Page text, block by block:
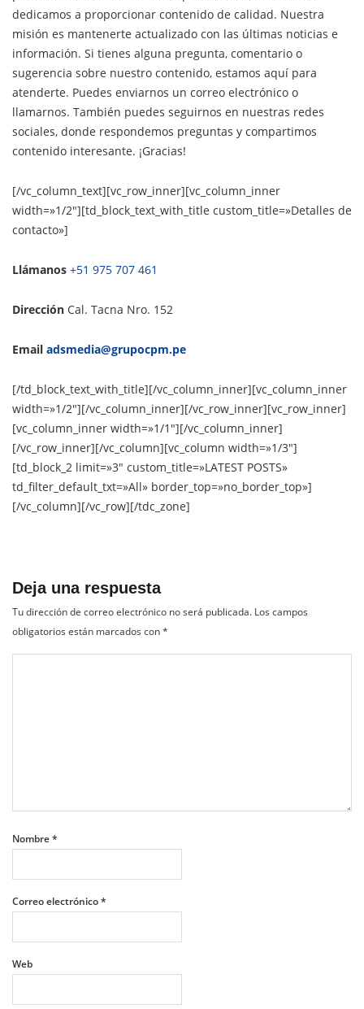
dedicamos a proporcionar contenido de calidad. Nuestra
misión es mantenerte actualizado con las últimas noticias e
información. Si tienes alguna pregunta, comentario o
sugerencia sobre nuestro contenido, estamos aquí para
atenderte. Puedes enviarnos un correo electrónico o
llamarnos. También puedes seguirnos en nuestras redes
sociales, donde respondemos preguntas y compartimos
contenido interesante. ¡Gracias!
[/vc_column_text][vc_row_inner][vc_column_inner
width=»1/2″][td_block_text_with_title custom_title=»Detalles de
contacto»]
Llámanos +51 975 707 461
Dirección Cal. Tacna Nro. 152
Email adsmedia@grupocpm.pe
[/td_block_text_with_title][/vc_column_inner][vc_column_inner
width=»1/2″][/vc_column_inner][/vc_row_inner][vc_row_inner]
[vc_column_inner width=»1/1″][/vc_column_inner]
[/vc_row_inner][/vc_column][vc_column width=»1/3″]
[td_block_2 limit=»3″ custom_title=»LATEST POSTS»
td_filter_default_txt=»All» border_top=»no_border_top»]
[/vc_column][/vc_row][/tdc_zone]
Deja una respuesta
Tu dirección de correo electrónico no será publicada. Los campos
obligatorios están marcados con*
Nombre*
Correo electrónico*
Web